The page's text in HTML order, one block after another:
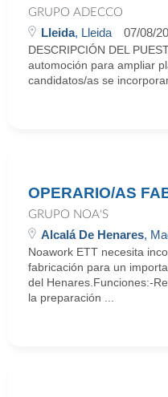
GRUPO ADECCO
Lleida, Lleida 07/08/
DESCRIPCIÓN DEL
automoción para ampliar
candidatos/as se
OPERARIO/AS
GRUPO NOA'S
Alcalá De Henares,
Noawork ETT necesita
fabricación para un
del Henares.Funciones:-
la preparación ...